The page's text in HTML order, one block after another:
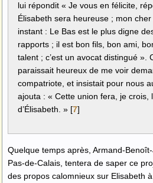
lui répondit « Je vous en félicite,
Élisabeth sera heureuse ; mon
instant : Le Bas est le plus digne
rapports ; il est bon fils, bon ami,
talent ; c’est un avocat distingué ».
paraissait heureux de me voir
compatriote, et insistait pour nous
ajouta : « Cette union fera, je crois,
d’Élisabeth. »[7]
Quelque temps après, Armand-
Pas-de-Calais, tentera de saper ce
des propos calomnieux sur Elisabeth